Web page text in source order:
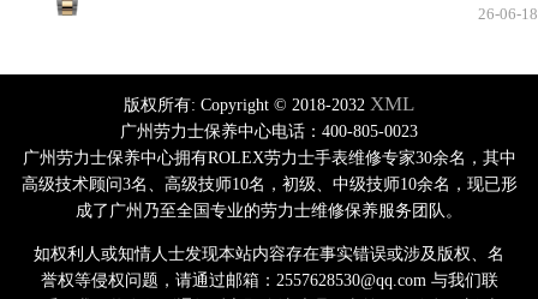
26-06-18
版权所有: Copyright © 2018-2032 XML
广州劳力士保养中心电话：400-805-0023
广州劳力士保养中心拥有ROLEX劳力士手表维修专家30余名，其中
高级技术顾问3名、高级技师10名，初级、中级技师10余名，现已形
成了广州乃至全国专业的劳力士维修保养服务团队。
如权利人或知情人士发现本站内容存在事实错误或涉及版权、名
誉权等侵权问题，请通过邮箱：2557628530@qq.com 与我们联